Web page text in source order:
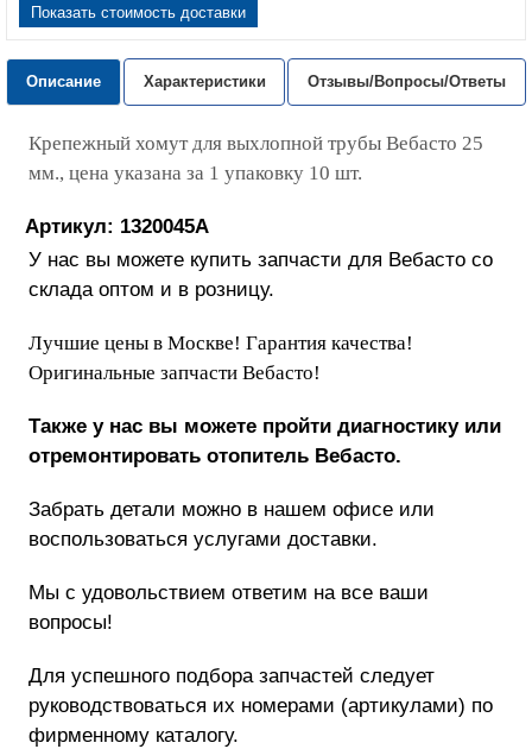
Показать стоимость доставки
Описание Характеристики Отзывы/Вопросы/Ответы
Крепежный хомут для выхлопной трубы Вебасто 25
мм., цена указана за 1 упаковку 10 шт.
Артикул: 1320045A
У нас вы можете купить запчасти для Вебасто со
склада оптом и в розницу.
Лучшие цены в Москве! Гарантия качества!
Оригинальные запчасти Вебасто!
Также у нас вы можете пройти диагностику или
отремонтировать отопитель Вебасто.
Забрать детали можно в нашем офисе или
воспользоваться услугами доставки.
Мы с удовольствием ответим на все ваши
вопросы!
Для успешного подбора запчастей следует
руководствоваться их номерами (артикулами) по
фирменному каталогу.